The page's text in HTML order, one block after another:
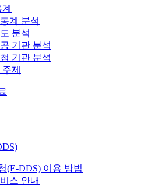
계 분석
분석
기관 분석
기관 분석
제
(E-DDS) 이용 방법
스 안내